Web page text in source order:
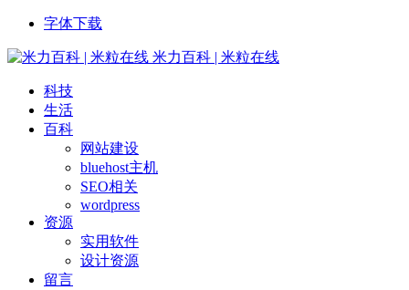
字体下载
米力百科 | 米粒在线
科技
生活
百科
网站建设
bluehost主机
SEO相关
wordpress
资源
实用软件
设计资源
留言